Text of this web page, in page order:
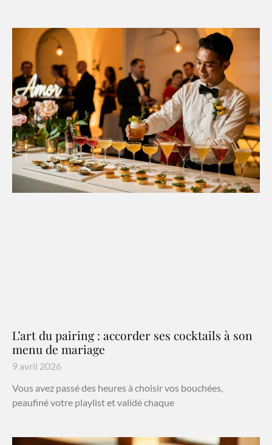
L’art du pairing : accorder ses cocktails à son
menu de mariage
9 avril 2026
Vous avez passé des heures à choisir vos bouchées,
peaufiné votre playlist et validé chaque